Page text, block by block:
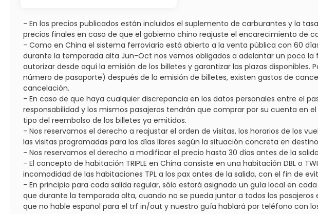
- En los precios publicados están incluidos el suplemento de carburantes y la
precios finales en caso de que el gobierno chino reajuste el encarecimiento de
- Como en China el sistema ferroviario está abierto a la venta pública con 60
durante la temporada alta Jun-Oct nos vemos obligados a adelantar un poco
autorizar desde aquí la emisión de los billetes y garantizar las plazas
número de pasaporte) después de la emisión de billetes, existen gastos de
cancelación.
- En caso de que haya cualquier discrepancia en los datos personales entre el
responsabilidad y los mismos pasajeros tendrán que comprar por su cuenta en
tipo del reembolso de los billetes ya emitidos.
- Nos reservamos el derecho a reajustar el orden de visitas, los horarios de los
las visitas programadas para los días libres según la situación concreta en
- Nos reservamos el derecho a modificar el precio hasta 30 días antes de la
- El concepto de habitación TRIPLE en China consiste en una habitación DBL o
incomodidad de las habitaciones TPL a los pax antes de la salida, con el fin de
- En principio para cada salida regular, sólo estará asignado un guía local en
que durante la temporada alta, cuando no se pueda juntar a todos los
que no hable español para el trf in/out y nuestro guía hablará por teléfono con